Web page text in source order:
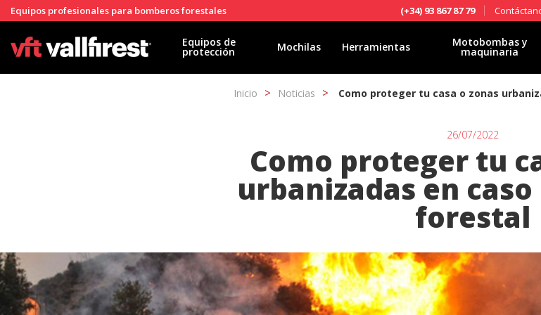
Equipos profesionales para bomberos forestales (+34) 93 867 87 79
Equipos de
protección Mochilas Herramientas Motobombas y
maquinaria
Inicio Noticias Como proteger tu casa o zonas
26/07/2022
Como proteger tu
urbanizadas en
forestal